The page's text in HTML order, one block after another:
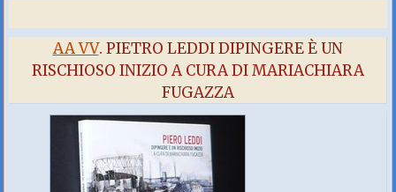
AA VV. PIETRO LEDDI DIPINGERE È UN
RISCHIOSO INIZIO A CURA DI MARIACHIARA
FUGAZZA